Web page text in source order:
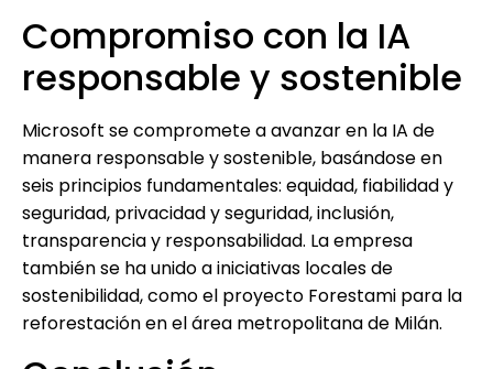
Compromiso con la IA
responsable y sostenible
Microsoft se compromete a avanzar en la IA de
manera responsable y sostenible, basándose en
seis principios fundamentales: equidad, fiabilidad y
seguridad, privacidad y seguridad, inclusión,
transparencia y responsabilidad. La empresa
también se ha unido a iniciativas locales de
sostenibilidad, como el proyecto Forestami para la
reforestación en el área metropolitana de Milán.